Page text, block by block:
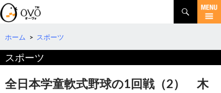
検
索
コ
テ
へ
動
ホーム > スポーツ
スポーツ
全日本学童軟式野球の1回戦（2） 木